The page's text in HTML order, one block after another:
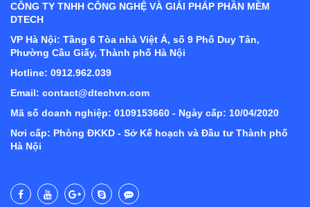
CÔNG TY TNHH CÔNG NGHỆ VÀ GIẢI PHÁP PHẦN MỀM
DTECH
VP Hà Nội: Tầng 6 Tòa nhà Việt Á, số 9 Phố Duy Tân,
Phường Cầu Giấy, Thành phố Hà Nội
Hotline: 0912.962.039
Email: contact@dtechvn.com
Mã số doanh nghiệp: 0109153660 - Ngày cấp: 10/04/2020
Nơi cấp: Phòng ĐKKD - Sở Kế hoạch và Đầu tư Thành phố
Hà Nội